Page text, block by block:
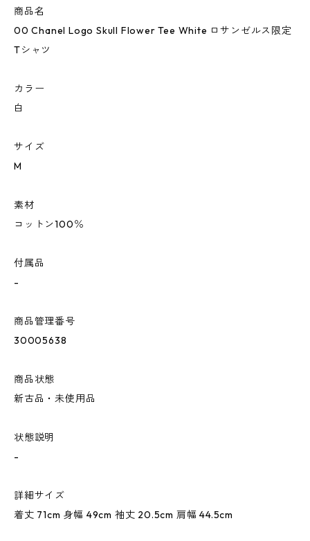
商品名
00 Chanel Logo Skull Flower Tee White ロサンゼルス限定
Tシャツ
カラー
白
サイズ
M
素材
コットン100％
付属品
-
商品管理番号
30005638
商品状態
新古品・未使用品
状態説明
-
詳細サイズ
着丈 71cm 身幅 49cm 袖丈 20.5cm 肩幅 44.5cm